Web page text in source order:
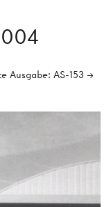
Ausgabe: AS-153 →